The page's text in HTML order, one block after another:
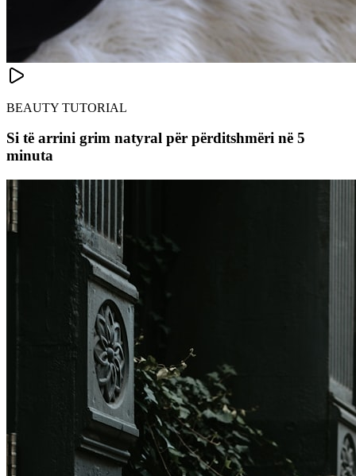
BEAUTY TUTORIAL
Si të arrini grim natyral për përditshmëri në 5
minuta